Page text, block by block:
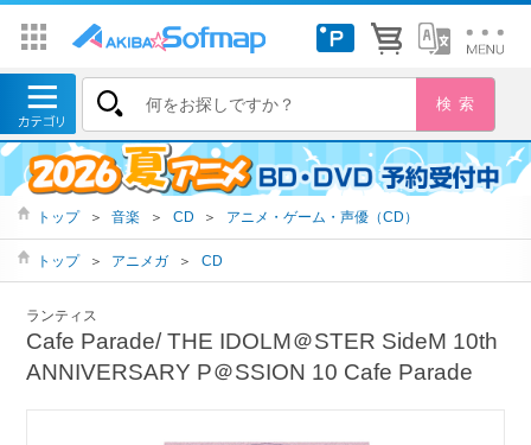
トップ ＞ 音楽 ＞ CD ＞ アニメ・ゲーム・声優（CD）
トップ ＞ アニメガ ＞ CD
ランティス
Cafe Parade/ THE IDOLM＠STER SideM 10th
ANNIVERSARY P＠SSION 10 Cafe Parade